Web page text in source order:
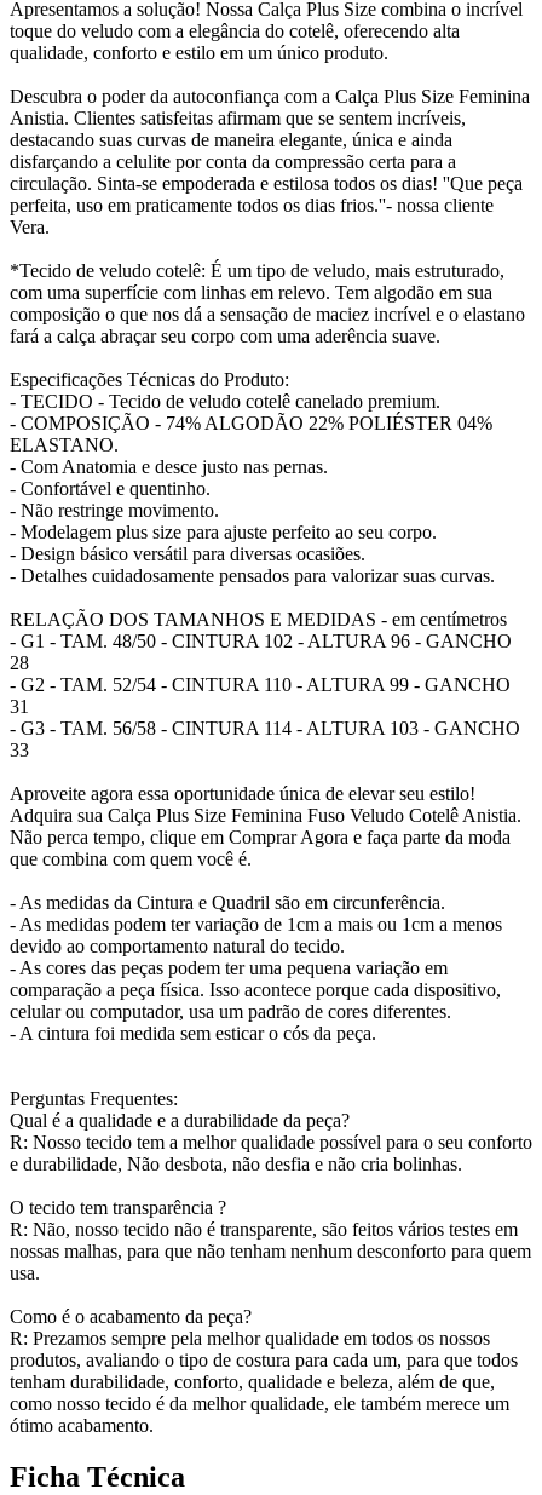
Apresentamos a solução! Nossa Calça Plus Size combina o incrível
toque do veludo com a elegância do cotelê, oferecendo alta
qualidade, conforto e estilo em um único produto.
Descubra o poder da autoconfiança com a Calça Plus Size Feminina
Anistia. Clientes satisfeitas afirmam que se sentem incríveis,
destacando suas curvas de maneira elegante, única e ainda
disfarçando a celulite por conta da compressão certa para a
circulação. Sinta-se empoderada e estilosa todos os dias! ''Que peça
perfeita, uso em praticamente todos os dias frios.''- nossa cliente
Vera.
*Tecido de veludo cotelê: É um tipo de veludo, mais estruturado,
com uma superfície com linhas em relevo. Tem algodão em sua
composição o que nos dá a sensação de maciez incrível e o elastano
fará a calça abraçar seu corpo com uma aderência suave.
Especificações Técnicas do Produto:
- TECIDO - Tecido de veludo cotelê canelado premium.
- COMPOSIÇÃO - 74% ALGODÃO 22% POLIÉSTER 04%
ELASTANO.
- Com Anatomia e desce justo nas pernas.
- Confortável e quentinho.
- Não restringe movimento.
- Modelagem plus size para ajuste perfeito ao seu corpo.
- Design básico versátil para diversas ocasiões.
- Detalhes cuidadosamente pensados para valorizar suas curvas.
RELAÇÃO DOS TAMANHOS E MEDIDAS - em centímetros
- G1 - TAM. 48/50 - CINTURA 102 - ALTURA 96 - GANCHO
28
- G2 - TAM. 52/54 - CINTURA 110 - ALTURA 99 - GANCHO
31
- G3 - TAM. 56/58 - CINTURA 114 - ALTURA 103 - GANCHO
33
Aproveite agora essa oportunidade única de elevar seu estilo!
Adquira sua Calça Plus Size Feminina Fuso Veludo Cotelê Anistia.
Não perca tempo, clique em Comprar Agora e faça parte da moda
que combina com quem você é.
- As medidas da Cintura e Quadril são em circunferência.
- As medidas podem ter variação de 1cm a mais ou 1cm a menos
devido ao comportamento natural do tecido.
- As cores das peças podem ter uma pequena variação em
comparação a peça física. Isso acontece porque cada dispositivo,
celular ou computador, usa um padrão de cores diferentes.
- A cintura foi medida sem esticar o cós da peça.
Perguntas Frequentes:
Qual é a qualidade e a durabilidade da peça?
R: Nosso tecido tem a melhor qualidade possível para o seu conforto
e durabilidade, Não desbota, não desfia e não cria bolinhas.
O tecido tem transparência ?
R: Não, nosso tecido não é transparente, são feitos vários testes em
nossas malhas, para que não tenham nenhum desconforto para quem
usa.
Como é o acabamento da peça?
R: Prezamos sempre pela melhor qualidade em todos os nossos
produtos, avaliando o tipo de costura para cada um, para que todos
tenham durabilidade, conforto, qualidade e beleza, além de que,
como nosso tecido é da melhor qualidade, ele também merece um
ótimo acabamento.
Ficha Técnica